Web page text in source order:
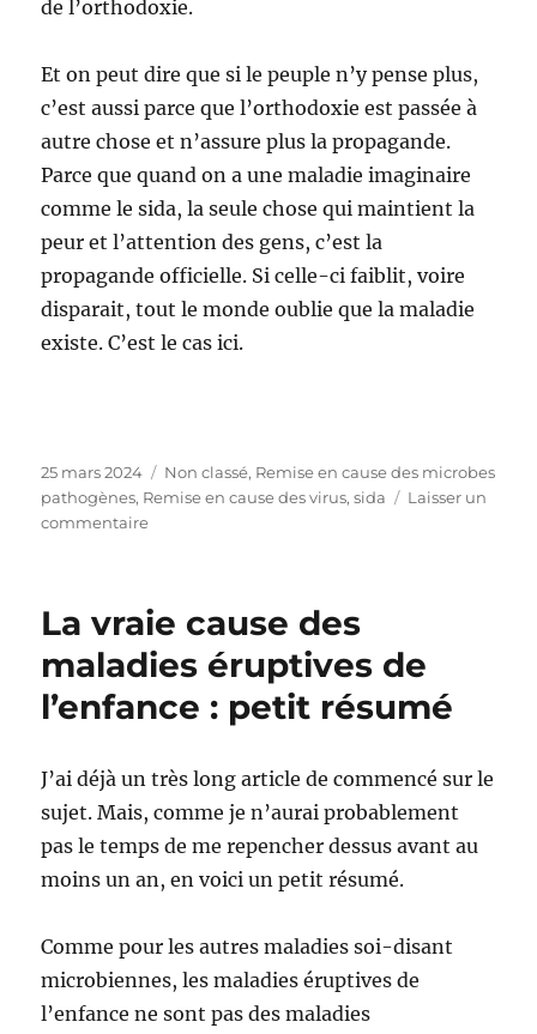
de l’orthodoxie.
Et on peut dire que si le peuple n’y pense plus,
c’est aussi parce que l’orthodoxie est passée à
autre chose et n’assure plus la propagande.
Parce que quand on a une maladie imaginaire
comme le sida, la seule chose qui maintient la
peur et l’attention des gens, c’est la
propagande officielle. Si celle-ci faiblit, voire
disparait, tout le monde oublie que la maladie
existe. C’est le cas ici.
Publié
le
25 mars 2024 Catégories
Non classé, Remise en cause des microbes
pathogènes, Remise en cause des virus,sida
Laisser un
commentaire
ans
après,
tout
le
monde
fout,
de
l’arnaque
La vraie cause des
maladies éruptives de
l’enfance : petit résumé
J’ai déjà un très long article de commencé sur le
sujet. Mais, comme je n’aurai probablement
pas le temps de me repencher dessus avant au
moins un an, en voici un petit résumé.
Comme pour les autres maladies soi-disant
microbiennes, les maladies éruptives de
l’enfance ne sont pas des maladies